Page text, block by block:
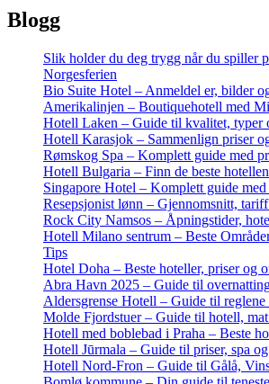
Blogg
Slik holder du deg trygg når du spiller
Norgesferien
Bio Suite Hotel – Anmeldel er, bilder
Amerikalinjen – Boutiquehotell med
Hotell Laken – Guide til kvalitet, typer
Hotell Karasjok – Sammenlign priser
Rømskog Spa – Komplett guide med
Hotell Bulgaria – Finn de beste
Singapore Hotel – Komplett guide
Resepsjonist lønn – Gjennomsnitt,
Rock City Namsos – Åpningstider,
Hotell Milano sentrum – Beste
Tips
Hotel Doha – Beste hoteller, priser og
Abra Havn 2025 – Guide til
Aldersgrense Hotell – Guide til
Molde Fjordstuer – Guide til hotell,
Hotell med boblebad i Praha – Beste
Hotell Jūrmala – Guide til priser, spa
Hotell Nord-Fron – Guide til Gålå,